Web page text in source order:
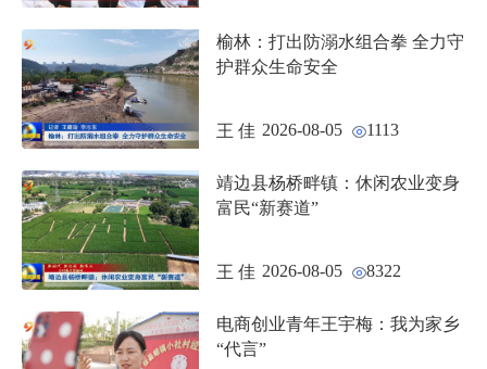
榆林：打出防溺水组合拳 全力守
护群众生命安全
王 佳 2026-08-05 1113
靖边县杨桥畔镇：休闲农业变身
富民“新赛道”
王 佳 2026-08-05 8322
电商创业青年王宇梅：我为家乡
“代言”